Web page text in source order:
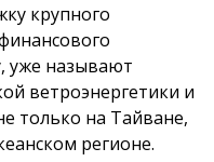
крупного
уже называют
ветроэнергетики и
только на Тайване,
регионе.